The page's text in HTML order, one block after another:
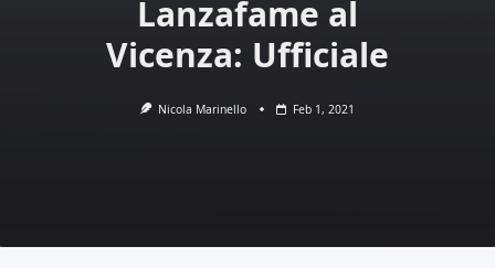
Lanzafame al
Vicenza: Ufficiale
Nicola Marinello Feb 1, 2021